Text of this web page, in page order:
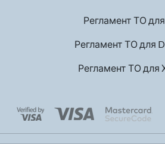
Регламент ТО
Регламент ТО для
Регламент ТО для